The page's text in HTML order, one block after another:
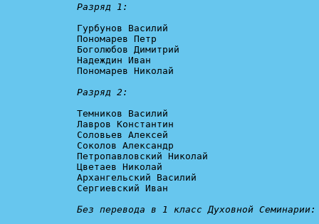
Разряд 1:
Гурбунов Василий
Пономарев Петр
Боголюбов Димитрий
Надеждин Иван
Пономарев Николай
Разряд 2:
Темников Василий
Лавров Константин
Соловьев Алексей
Соколов Александр
Петропавловский Николай
Цветаев Николай
Архангельский Василий
Сергиевский Иван
Без перевода в 1 класс Духовной Семинарии: